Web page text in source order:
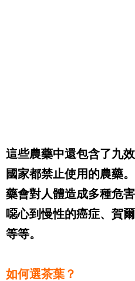
這些農藥中還包含了九
國家都禁止使用的農藥
藥會對人體造成多種危
噁心到慢性的癌症、賀
等等。
如何選茶葉？